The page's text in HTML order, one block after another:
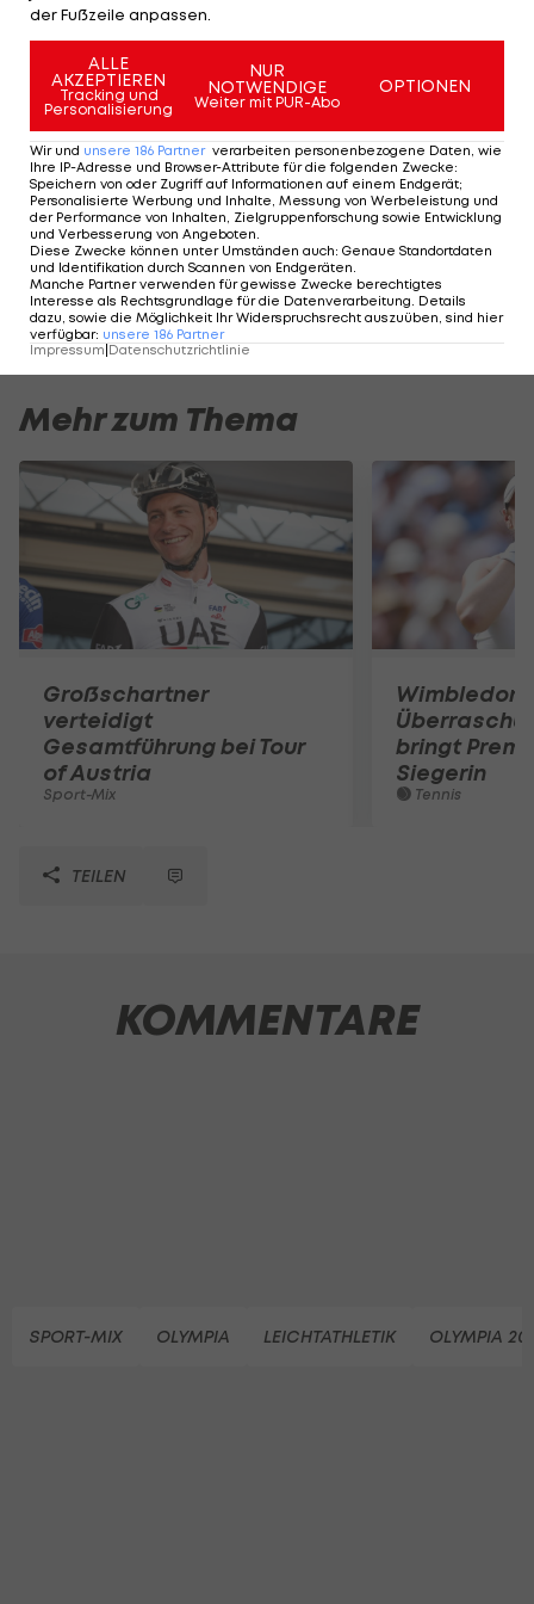
Zudem stehen der Mittelstreckenläufer Sadik
Mikhou aus Marokko, der georgische Kugelstoßer
Benik Abrahamyan und der kenianische Sprinter
Mark Otieno Odhiambo unter Dopingverdacht
und werden gesperrt.
Der legendäre Durchmarsch des FC
Wacker Tirol I #Zwarakonferenz History
Zwarakonferenz
Am Stammtisch
Christopher Knett
Stammtisch
Mehr zum Thema
Großschartner
verteidigt
Gesamtführung bei Tour
of Austria
Sport-Mix
Wimbledon:
bringt
Siegerin
Tennis
TEILEN
KOMMENTARE
SPORT-MIX OLYMPIA LEICHTATHLETIK OLYMPIA
der Fußzeile anpassen.
ALLE
AKZEPTIEREN
Tracking und
Personalisierung
NUR
NOTWENDIGE
Weiter mit PUR-Abo
OPTIONEN
Wir und unsere 186 Partner verarbeiten personenbezogene Daten, wie
Ihre IP-Adresse und Browser-Attribute für die folgenden Zwecke:
Speichern von oder Zugriff auf Informationen auf einem Endgerät;
Personalisierte Werbung und Inhalte, Messung von Werbeleistung und
der Performance von Inhalten, Zielgruppenforschung sowie Entwicklung
und Verbesserung von Angeboten
Diese Zwecke können unter Umständen auch: Genaue Standortdaten
und Identifikation durch Scannen von Endgeräten
Manche Partner verwenden für gewisse Zwecke berechtigtes
Interesse als Rechtsgrundlage für die Datenverarbeitung. Details
dazu, sowie die Möglichkeit Ihr Widerspruchsrecht auszuüben, sind hier
verfügbar: unsere 186 Partner
Impressum|Datenschutzrichtlinie